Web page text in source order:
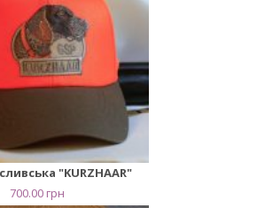
"KURZHAAR"
700.00 грн